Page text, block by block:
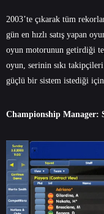
2003’te çıkarak tüm
gün en hızlı satış yapan
oyun motorunun getirdiği
oyun, serinin sıkı
güçlü bir sistem istediği
Championship Manager: